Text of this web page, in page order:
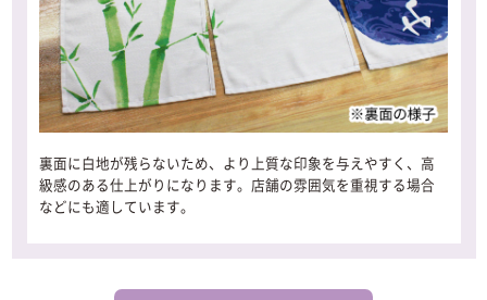
裏面に白地が残らないため、より上質な印象を与えやすく、高
級感のある仕上がりになります。店舗の雰囲気を重視する場合
などにも適しています。